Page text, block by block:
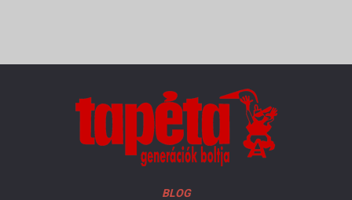
BLOG